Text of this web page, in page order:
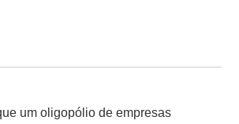
um oligopólio de empresas